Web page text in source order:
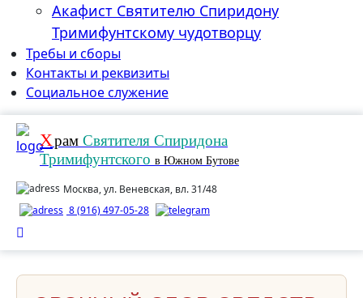
Акафист Cвятителю Спиридону
Тримифунтскому чудотворцу
Требы и сборы
Контакты и реквизиты
Социальное служение
Храм Святителя Спиридона
Тримифунтского в Южном Бутове
Москва, ул. Веневская, вл. 31/48
8 (916) 497-05-28